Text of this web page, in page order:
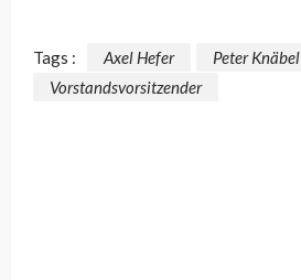
Tags : Axel Hefer
Peter Knäbel
Vorstandsvorsitzender